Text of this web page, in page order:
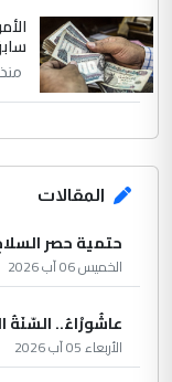
منذ 8 ساعة
المقالات
حتمية حصر
الخميس 06 آب 2026
عاشُورْاءُ.. السّنَةُ
الأربعاء 05 آب 2026